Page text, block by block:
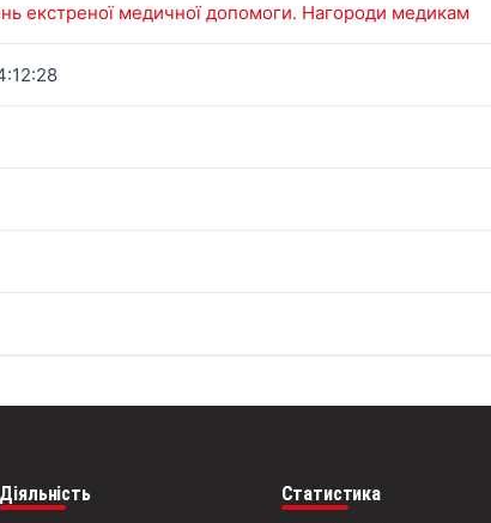
екстреної медичної допомоги. Нагороди медикам
Діяльність
Статистика